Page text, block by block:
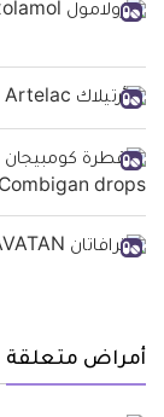
أمراض متعلقة